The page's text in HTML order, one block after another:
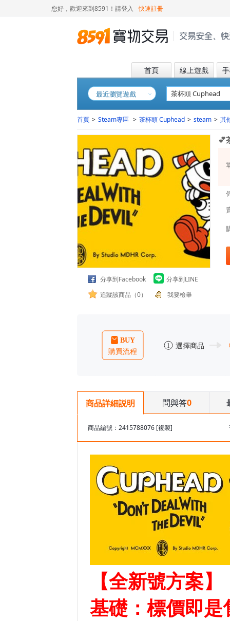
您好，歡迎來到8591！ 請登入 快速註冊
首頁 線上遊戲
最近瀏覽遊戲
首頁 > Steam專區 > 茶杯頭 Cuphead > steam > 其
分享到Facebook
分享到LINE
追蹤該商品（0）
我要檢舉
💕
商品詳細説明 問與答0
商品編號：2415788076 [複製]
【全新號方案】
基礎：標價即是